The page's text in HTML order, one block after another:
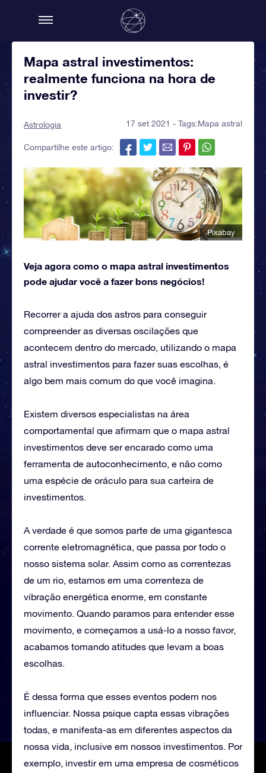
Mapa astral investimentos:
realmente funciona na hora de
investir?
Astrologia 17 set 2021 - Tags:Mapa astral
Compartilhe este artigo:
Pixabay
Veja agora como o mapa astral investimentos
pode ajudar você a fazer bons negócios!
Recorrer a ajuda dos astros para conseguir
compreender as diversas oscilações que
acontecem dentro do mercado, utilizando o mapa
astral investimentos para fazer suas escolhas, é
algo bem mais comum do que você imagina.
Existem diversos especialistas na área
comportamental que afirmam que o mapa astral
investimentos deve ser encarado como uma
ferramenta de autoconhecimento, e não como
uma espécie de oráculo para sua carteira de
investimentos.
A verdade é que somos parte de uma gigantesca
corrente eletromagnética, que passa por todo o
nosso sistema solar. Assim como as correntezas
de um rio, estamos em uma correnteza de
vibração energética enorme, em constante
movimento. Quando paramos para entender esse
movimento, e começamos a usá-lo a nosso favor,
acabamos tomando atitudes que levam a boas
escolhas.
É dessa forma que esses eventos podem nos
influenciar. Nossa psique capta essas vibrações
todas, e manifesta-as em diferentes aspectos da
nossa vida, inclusive em nossos investimentos. Por
exemplo, investir em uma empresa de cosméticos